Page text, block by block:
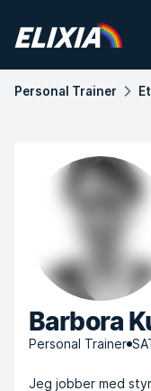
Personal Trainer
Barbora
Personal Trainer
Jeg jobber med